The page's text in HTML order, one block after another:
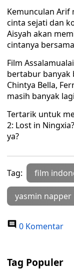
Kemunculan Arif
cinta sejati dan
Aisyah akan
cintanya
Film
bertabur banyak
Chintya Bella,
masih banyak
Tertarik untuk
2: Lost in
ya?
Tag: film
yasmin napper
0 Komentar
Tag Populer